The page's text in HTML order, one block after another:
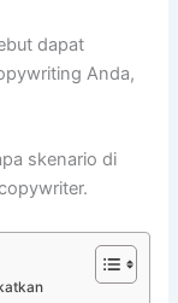
dapat
Anda,
skenario di